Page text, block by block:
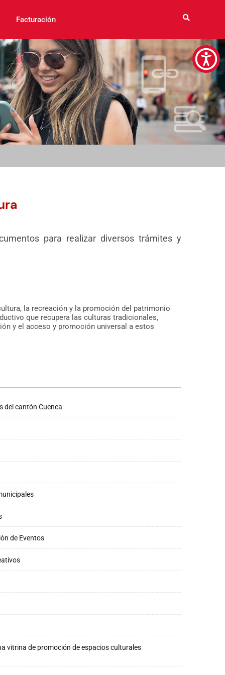
Facturación
para realizar diversos trámites y
la recreación y la promoción del patrimonio
que recupera las culturas tradicionales,
y el acceso y promoción universal a estos
del cantón Cuenca
de Eventos
vitrina de promoción de espacios culturales